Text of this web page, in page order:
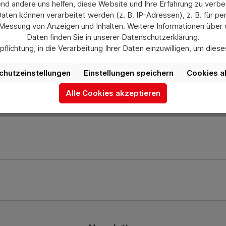
Tischwagen 500 mm breit. Pulverbeschichtet blau RAL
Ausführung mit 25 m Gummikabel 3 x 1,5.
2500B, 2560, 8100, 8200, 8240, 8120, 8220
bei uns über das Kontaktformular oder unter
andere uns helfen, diese Website und Ihre Erfahrung zu
können verarbeitet werden (z. B. IP-Adressen), z. B. für
von Anzeigen und Inhalten. Weitere Informationen über
Daten finden Sie in unserer Datenschutzerklärung.
in die Verarbeitung Ihrer Daten einzuwilligen, um
individueller Einstellungen möglicherweise nicht alle
verfügbar sind.
Mehr Informationen
Cookies
Einstellungen speichern
Alle Cookies akzeptieren